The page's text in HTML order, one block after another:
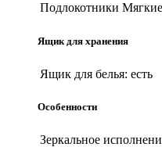
Подлокотники Мягкие
Ящик для хранения
Ящик для белья: есть
Особенности
Зеркальное